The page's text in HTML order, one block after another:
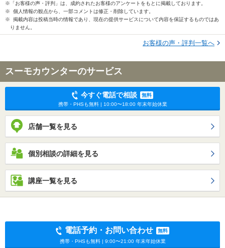
※「お客様の声・評判」は、成約されたお客様のアンケートをもとに掲載しております。
※ 個人情報の観点から、一部コメントは修正・削除しています。
※ 掲載内容は投稿当時の情報であり、現在の提供サービスについて内容を保証するものではあ
りません。
お客様の声・評判一覧へ
スーモカウンターのサービス
今すぐ電話で相談
無料
携帯・PHSも無料 | 10:00〜18:00 年末年始休業
店舗一覧を見る
個別相談の詳細を見る
講座一覧を見る
電話予約・お問い合わせ
無料
携帯・PHSも無料 | 9:00〜21:00 年末年始休業